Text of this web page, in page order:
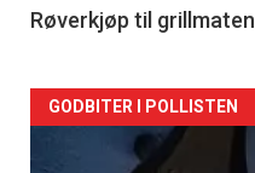
2
Røverkjøp til grillmaten
Forsiden
akkurat
GODBITER I POLLISTEN